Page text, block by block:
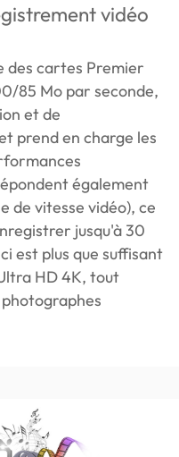
vidéo
des cartes Premier
85 Mo par seconde,
et de
prend en charge les
également
de vitesse vidéo), ce
jusqu'à 30
est plus que suffisant
HD 4K, tout